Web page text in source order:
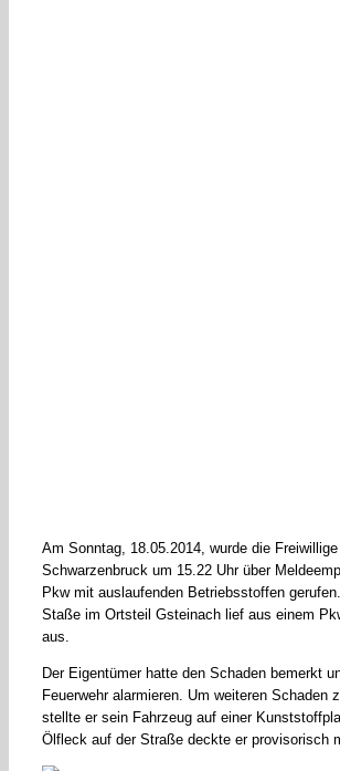
Am Sonntag, 18.05.2014, wurde die
Schwarzenbruck um 15.22 Uhr über
Pkw mit auslaufenden Betriebsstoffen
Staße im Ortsteil Gsteinach lief aus einem
aus.
Der Eigentümer hatte den Schaden bemerkt
Feuerwehr alarmieren. Um weiteren Schaden
stellte er sein Fahrzeug auf einer
Ölfleck auf der Straße deckte er provisorisch